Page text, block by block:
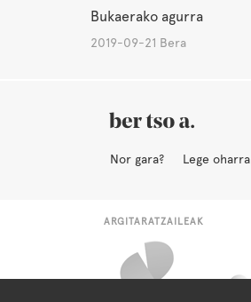
Bukaerako agurra
2019-09-21 Bera
Nor gara? Lege oharra
ARGITARATZAILEAK